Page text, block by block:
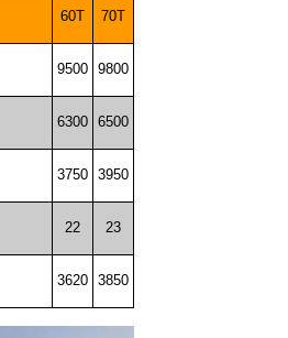
60T 70T
9500 9800
6300 6500
3750 3950
22 23
3620 3850